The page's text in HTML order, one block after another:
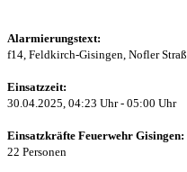
Alarmierungstext:
f14, Feldkirch-Gisingen, Nofler
Einsatzzeit:
30.04.2025, 04:23 Uhr - 05:00 Uhr
Einsatzkräfte Feuerwehr Gisingen:
22 Personen